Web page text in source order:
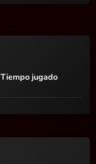
Tiempo jugado